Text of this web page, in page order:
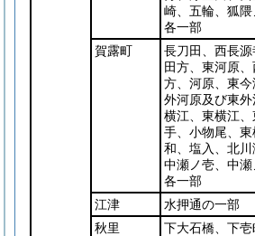
崎、五輪、狐
各一部
賀露町
長刀田、西長
田方、東河原
方、河原、東今
外河原及び東
横江、東横江
手、小物尾、
和、塩入、北川
中瀬ノ壱、中
各一部
江津
水押通の一部
秋里
下大石橋、下